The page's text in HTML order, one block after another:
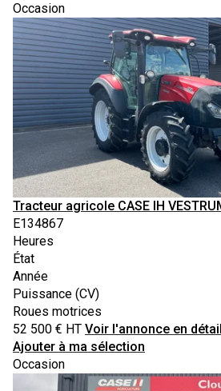
Occasion
Tracteur agricole CASE IH
E134867
Heures
État
Année
Puissance (CV)
Roues motrices
52 500 € HT Voir l'annonce en détail
Ajouter à ma sélection
Occasion